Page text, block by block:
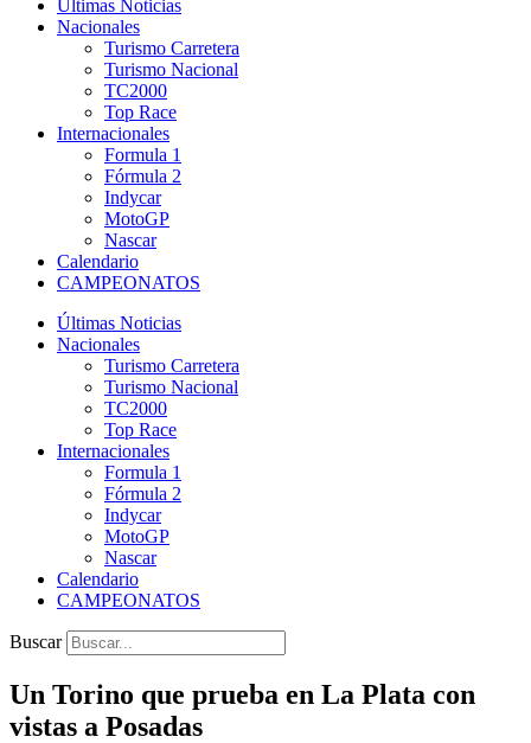
Últimas Noticias
Nacionales
Turismo Carretera
Turismo Nacional
TC2000
Top Race
Internacionales
Formula 1
Fórmula 2
Indycar
MotoGP
Nascar
Calendario
CAMPEONATOS
Últimas Noticias
Nacionales
Turismo Carretera
Turismo Nacional
TC2000
Top Race
Internacionales
Formula 1
Fórmula 2
Indycar
MotoGP
Nascar
Calendario
CAMPEONATOS
Buscar
Un Torino que prueba en La Plata con
vistas a Posadas